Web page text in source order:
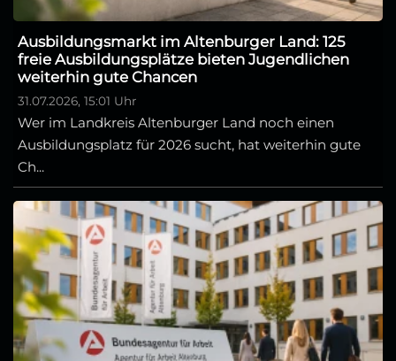
Ausbildungsmarkt im Altenburger Land: 125
freie Ausbildungsplätze bieten Jugendlichen
weiterhin gute Chancen
31.07.2026, 15:01 Uhr
Wer im Landkreis Altenburger Land noch einen
Ausbildungsplatz für 2026 sucht, hat weiterhin gute
Ch...